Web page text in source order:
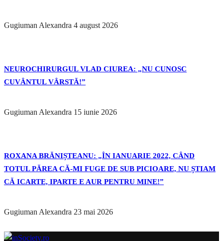
Gugiuman Alexandra 4 august 2026
NEUROCHIRURGUL VLAD CIUREA: „NU CUNOSC
CUVÂNTUL VÂRSTĂ!”
Gugiuman Alexandra 15 iunie 2026
ROXANA BRĂNIȘTEANU: „ÎN IANUARIE 2022, CÂND
TOTUL PĂREA CĂ-MI FUGE DE SUB PICIOARE, NU ȘTIAM
CĂ ICARTE, IPARTE E AUR PENTRU MINE!”
Gugiuman Alexandra 23 mai 2026